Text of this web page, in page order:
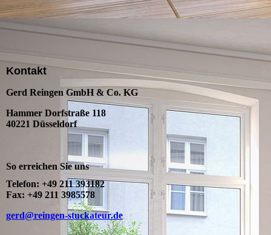
Kontakt
Gerd Reingen GmbH & Co. KG
Hammer Dorfstraße 118
40221 Düsseldorf
So erreichen Sie uns
Telefon: +49 211 393182
Fax: +49 211 3985578
gerd@reingen-stuckateur.de